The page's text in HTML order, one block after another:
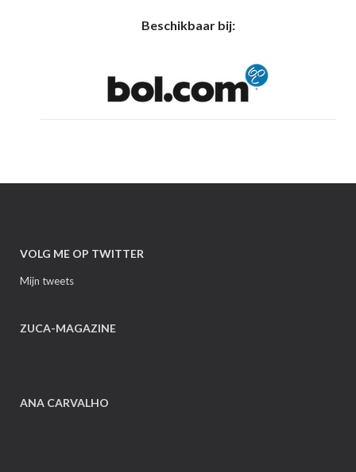
Beschikbaar bij:
VOLG ME OP TWITTER
Mijn tweets
ZUCA-MAGAZINE
ANA CARVALHO